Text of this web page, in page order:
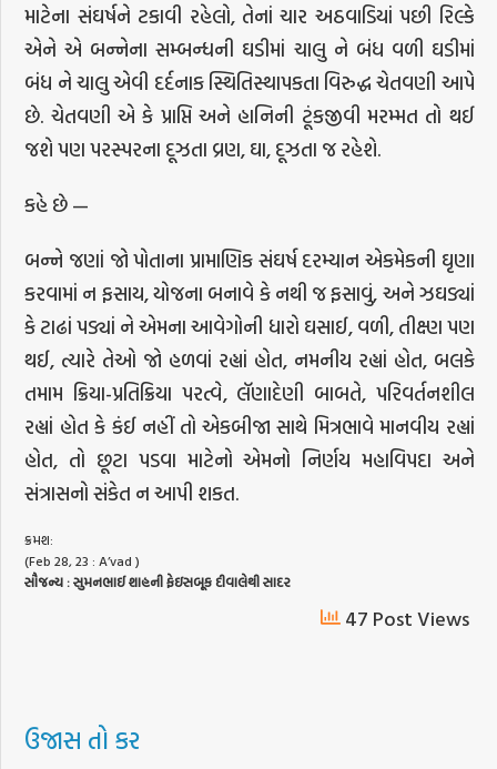
માટેના સંઘર્ષને ટકાવી રહેલો, તેનાં ચાર અઠવાડિયાં પછી રિલ્કે
એને એ બન્નેના સમ્બન્ધની ઘડીમાં ચાલુ ને બંધ વળી ઘડીમાં
બંધ ને ચાલુ એવી દર્દનાક સ્થિતિસ્થાપકતા વિરુદ્ધ ચેતવણી આપે
છે. ચેતવણી એ કે પ્રાપ્તિ અને હાનિની ટૂંકજીવી મરમ્મત તો થઈ
જશે પણ પરસ્પરના દૂઝતા વ્રણ, ઘા, દૂઝતા જ રહેશે.
કહે છે —
બન્ને જણાં જો પોતાના પ્રામાણિક સંઘર્ષ દરમ્યાન એકમેકની ઘૃણા
કરવામાં ન ફસાય, યોજના બનાવે કે નથી જ ફસાવું, અને ઝઘડ્યાં
કે ટાઢાં પડ્યાં ને એમના આવેગોની ધારો ઘસાઈ, વળી, તીક્ષ્ણ પણ
થઈ, ત્યારે તેઓ જો હળવાં રહ્યાં હોત, નમનીય રહ્યાં હોત, બલકે
તમામ ક્રિયા-પ્રતિક્રિયા પરત્વે, લૅણાદેણી બાબતે, પરિવર્તનશીલ
રહ્યાં હોત કે કંઈ નહીં તો એકબીજા સાથે મિત્રભાવે માનવીય રહ્યાં
હોત, તો છૂટા પડવા માટેનો એમનો નિર્ણય મહાવિપદા અને
સંત્રાસનો સંકેત ન આપી શકત.
ક્રમશ:
(Feb 28, 23 : A’vad )
સૌજન્ય :સુમનભાઈશાહનીફેઇસબૂકદીવાલેથીસાદર
47 Post Views
ઉજાસ તો કર